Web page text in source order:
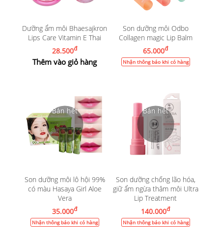
Dưỡng ẩm môi Bhaesajkron
Lips Care Vitamin E Thai
28.500đ
Thêm vào giỏ hàng
Son dưỡng môi Odbo
Collagen magic Lip Balm
65.000đ
Nhận thông báo khi có hàng
Son dưỡng môi lô hội 99%
có màu Hasaya Girl Aloe
Vera
35.000đ
Nhận thông báo khi có hàng
Son dưỡng chống lão hóa,
giữ ẩm ngừa thâm môi Ultra
Lip Treatment
140.000đ
Nhận thông báo khi có hàng